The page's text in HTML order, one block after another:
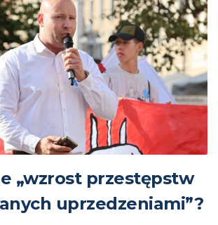
„wzrost przestępstw
uprzedzeniami”?